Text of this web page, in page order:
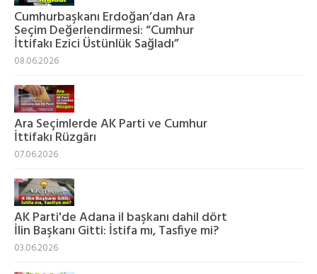
Cumhurbaşkanı Erdoğan’dan Ara
Seçim Değerlendirmesi: “Cumhur
İttifakı Ezici Üstünlük Sağladı”
08.06.2026
Ara Seçimlerde AK Parti ve Cumhur
İttifakı Rüzgârı
07.06.2026
AK Parti'de Adana il başkanı dahil dört
İlin Başkanı Gitti: İstifa mı, Tasfiye mi?
03.06.2026